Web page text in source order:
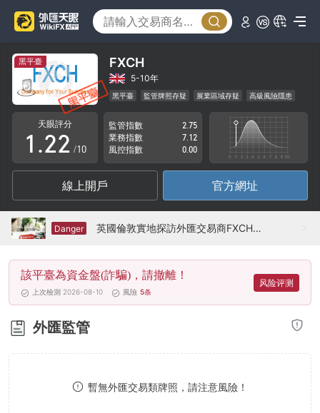
黑平臺 FXCH
5-10年
黑平臺 監管牌照存疑 展業區域存疑 高級風險隱患
天眼評分
0
1
2
3
4
5
6
7
8
.
0
1
2
3
4
5
6
7
8
9
0
1
2
3
4
5
6
7
8
9
/10
監管指數
2.75
業務指數
7.12
風控指數
0.00
線上開戶 官方網址
Danger 英國倫敦實地探訪外匯交易商FXCH不存在展業場所
該平臺為資金盤(詐騙)，請撤離！
上次檢測 2026-08-10 風險 5条
风险评测
外匯監管
暫無外匯交易類牌照，請注意風險！